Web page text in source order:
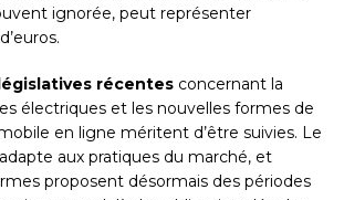
ignorée, peut représenter
récentes concernant la
électriques et les nouvelles formes de
en ligne méritent d’être suivies. Le
aux pratiques du marché, et
proposent désormais des périodes